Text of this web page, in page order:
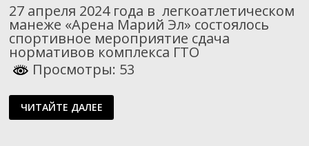
27 апреля 2024 года в легкоатлетическом
манеже «Арена Марий Эл» состоялось
спортивное мероприятие сдача
нормативов комплекса ГТО
Просмотры: 53
ФЕСТИВАЛЬ
ГТО
ЧИТАЙТЕ ДАЛЕЕ